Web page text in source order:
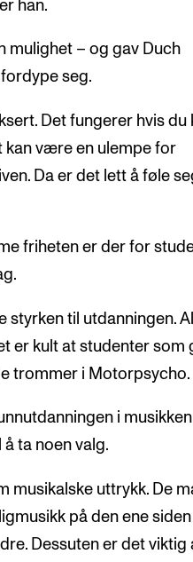
han.
mulighet – og gav Duch
seg.
Det fungerer hvis du
kan være en ulempe for
Da er det lett å føle
friheten er der for
styrken til utdanningen.
er kult at studenter som
trommer i Motorpsycho.
i
ta noen valg.
musikalske uttrykk. De
på den ene
Dessuten er det